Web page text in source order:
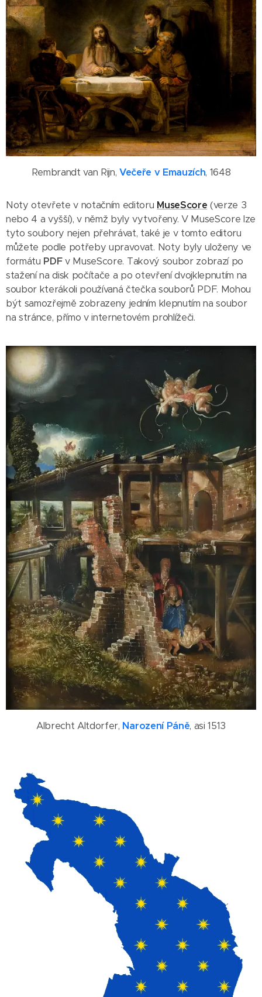
Rembrandt van Rijn, Večeře v Emauzích, 1648
Noty otevřete v notačním editoru MuseScore (verze 3
nebo 4 a vyšší), v němž byly vytvořeny. V MuseScore lze
tyto soubory nejen přehrávat, také je v tomto editoru
můžete podle potřeby upravovat. Noty byly uloženy ve
formátu PDFv MuseScore. Takový soubor zobrazí po
stažení na disk počítače a po otevření dvojklepnutím na
soubor kterákoli používaná čtečka souborů PDF. Mohou
být samozřejmě zobrazeny jedním klepnutím na soubor
na stránce, přímo v internetovém prohlížeči.
Albrecht Altdorfer, Narození Páně, asi 1513